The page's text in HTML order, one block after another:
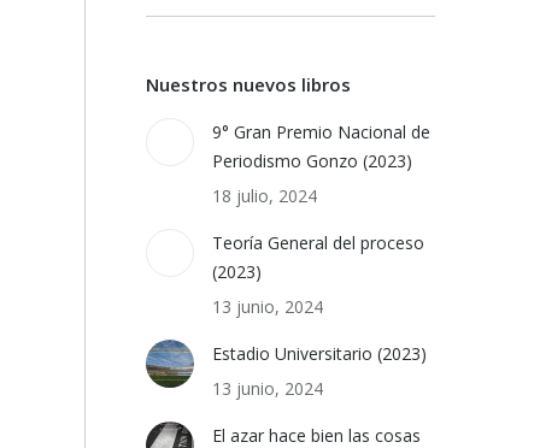
Nuestros nuevos libros
9° Gran Premio Nacional de
Periodismo Gonzo (2023)
18 julio, 2024
Teoría General del proceso
(2023)
13 junio, 2024
Estadio Universitario (2023)
13 junio, 2024
El azar hace bien las cosas